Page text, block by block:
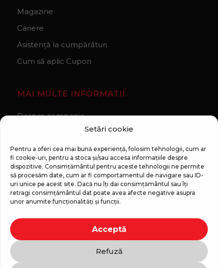
Setări cookie
Pentru a oferi cea mai bună experiență, folosim tehnologii, cum ar
fi cookie-uri, pentru a stoca și/sau accesa informațiile despre
dispozitive. Consimțământul pentru aceste tehnologii ne permite
să procesăm date, cum ar fi comportamentul de navigare sau ID-
uri unice pe acest site. Dacă nu îți dai consimțământul sau îți
retragi consimțământul dat poate avea afecte negative asupra
unor anumite funcționalități și funcții.
Acceptă
Refuză
Magazine
Cariere
Asistență la cumpărături
Cum să aplic Cupon
MAI MULTE INFORMATII
Despre companie
Regulament Campanie „100 zile pana la vis”
Toate drepturile sunt rezervate.
Folosim plată sigură